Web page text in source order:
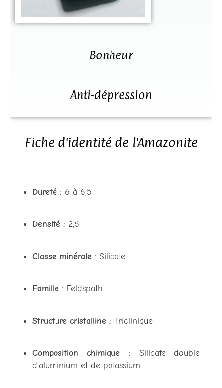
Bonheur
Anti-dépression
Fiche d'identité de l'Amazonite
Dureté : 6 à 6,5
Densité : 2,6
Classe minérale : Silicate
Famille : Feldspath
Structure cristalline : Triclinique
Composition chimique : Silicate double
d’aluminium et de potassium